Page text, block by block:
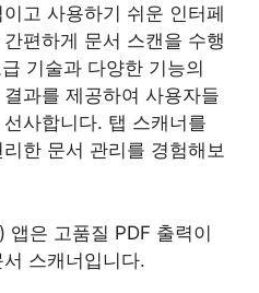
고 사용하기 쉬운 인터페
편하게 문서 스캔을 수행
기술과 다양한 기능의
과를 제공하여 사용자들
사합니다. 탭 스캐너를
한 문서 관리를 경험해보
은 고품질 PDF 출력이
스캐너입니다.